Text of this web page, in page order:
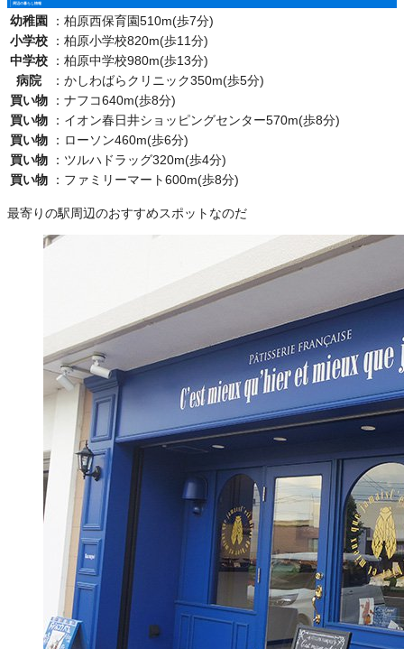
周辺の暮らし情報
幼稚園 ： 柏原西保育園510m(歩7分)
小学校
： 柏原小学校820m(歩11分)
中学校
： 柏原中学校980m(歩13分)
病院
： かしわばらクリニック350m(歩5分)
買い物
： ナフコ640m(歩8分)
買い物
： イオン春日井ショッピングセンター570m(歩8分)
買い物
： ローソン460m(歩6分)
買い物
： ツルハドラッグ320m(歩4分)
買い物
： ファミリーマート600m(歩8分)
最寄りの駅周辺のおすすめスポットなのだ